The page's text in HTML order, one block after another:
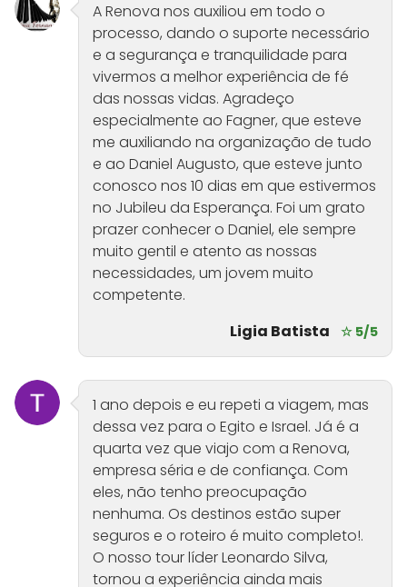
A Renova nos auxiliou em todo o
processo, dando o suporte necessário
e a segurança e tranquilidade para
vivermos a melhor experiência de fé
das nossas vidas. Agradeço
especialmente ao Fagner, que esteve
me auxiliando na organização de tudo
e ao Daniel Augusto, que esteve junto
conosco nos 10 dias em que estivermos
no Jubileu da Esperança. Foi um grato
prazer conhecer o Daniel, ele sempre
muito gentil e atento as nossas
necessidades, um jovem muito
competente.
Ligia Batista
☆ 5/5
1 ano depois e eu repeti a viagem, mas
dessa vez para o Egito e Israel. Já é a
quarta vez que viajo com a Renova,
empresa séria e de confiança. Com
eles, não tenho preocupação
nenhuma. Os destinos estão super
seguros e o roteiro é muito completo!.
O nosso tour líder Leonardo Silva,
tornou a experiência ainda mais